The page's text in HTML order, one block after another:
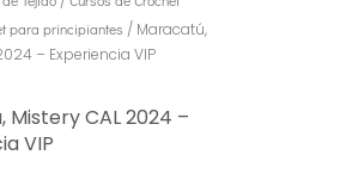
para principiantes / Maracatú,
– Experiencia VIP
Mistery CAL 2024 –
VIP